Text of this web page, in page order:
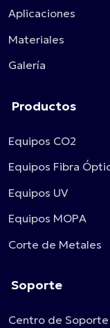
Aplicaciones
Materiales
Galería
Productos
Equipos CO2
Equipos Fibra
Equipos UV
Equipos MOPA
Corte de Metales
Soporte
Centro de Soporte